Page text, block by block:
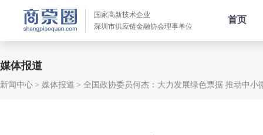
国家高新技术企业
深圳市供应链金融协会理事单位
首页
媒体报道
新闻中心 媒体报道 全国政协委员何杰：大力发展绿色票据 推动中小